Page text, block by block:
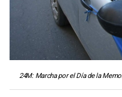
24M: Marcha por el Día de la